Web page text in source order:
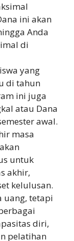
ini akan
Anda
di
yang
di tahun
ini juga
atau Dana
awal.
masa
untuk
akhir,
kelulusan.
uang, tetapi
diri,
pelatihan